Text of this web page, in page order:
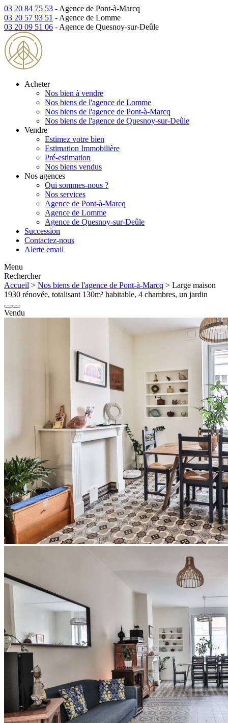
03 20 84 75 53 - Agence de Pont-à-Marcq
03 20 57 93 51 - Agence de Lomme
03 20 09 51 06 - Agence de Quesnoy-sur-Deûle
Acheter
Nos bien à vendre
Nos biens de l'agence de Lomme
Nos biens de l'agence de Pont-à-Marcq
Nos biens de l'agence de Quesnoy-sur-Deûle
Vendre
Estimez votre bien
Estimation Immobilière
Pré-estimation
Nos biens vendus
Nos agences
Qui sommes-nous ?
Nos services
Agence de Pont-à-Marcq
Agence de Lomme
Agence de Quesnoy-sur-Deûle
Succession
Contactez-nous
Alerte email
Menu
Rechercher
Accueil > Nos biens de l'agence de Pont-à-Marcq > Large maison
1930 rénovée, totalisant 130m² habitable, 4 chambres, un jardin
Vendu